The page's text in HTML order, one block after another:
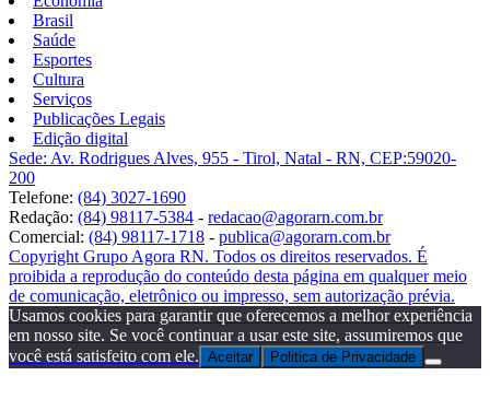
Brasil
Saúde
Esportes
Cultura
Serviços
Publicações Legais
Edição digital
Sede: Av. Rodrigues Alves, 955 - Tirol, Natal - RN, CEP:59020-
200
Telefone: (84) 3027-1690
Redação: (84) 98117-5384 - redacao@agorarn.com.br
Comercial: (84) 98117-1718 - publica@agorarn.com.br
Copyright Grupo Agora RN. Todos os direitos reservados. É
proibida a reprodução do conteúdo desta página em qualquer meio
de comunicação, eletrônico ou impresso, sem autorização prévia.
Usamos cookies para garantir que oferecemos a melhor experiência
em nosso site. Se você continuar a usar este site, assumiremos que
você está satisfeito com ele. Aceitar Politica de Privacidade